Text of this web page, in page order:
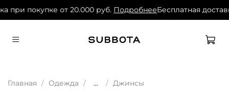
при покупке от 20.000 руб. ПодробнееБесплатная
Главная Одежда ... Джинсы